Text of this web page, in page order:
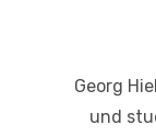
Georg
und